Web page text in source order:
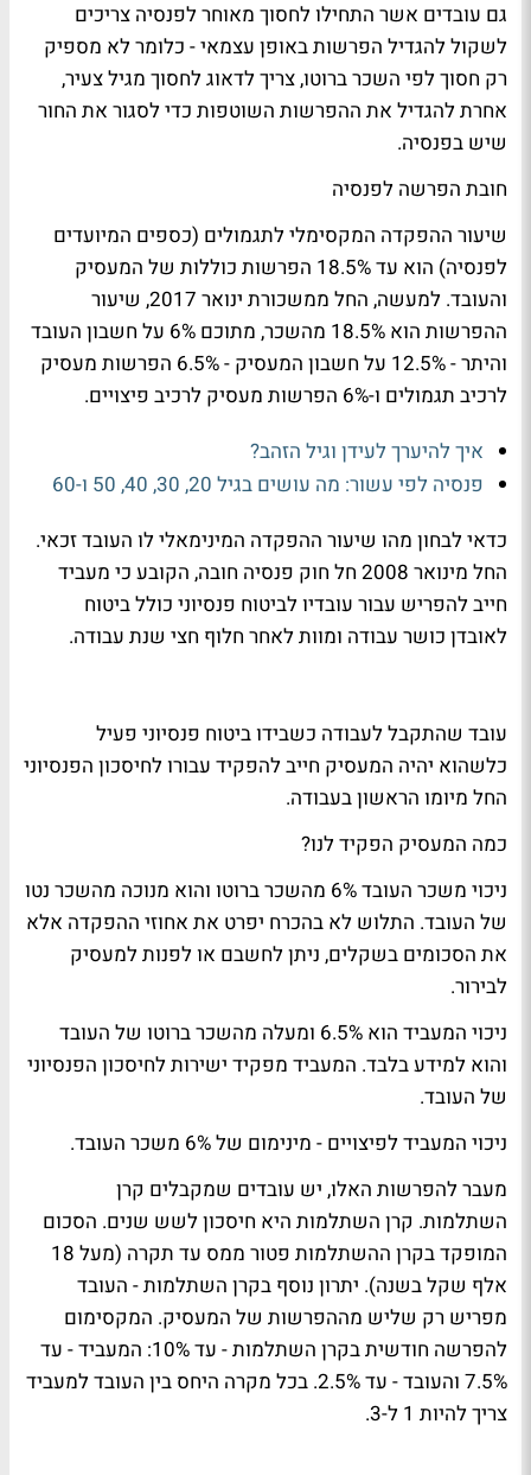
גם עובדים אשר התחילו לחסוך מאוחר לפנסיה צריכים
לשקול להגדיל הפרשות באופן עצמאי - כלומר לא מספיק
רק חסוך לפי השכר ברוטו, צריך לדאוג לחסוך מגיל צעיר,
אחרת להגדיל את ההפרשות השוטפות כדי לסגור את החור
שיש בפנסיה.
חובת הפרשה לפנסיה
שיעור ההפקדה המקסימלי לתגמולים (כספים המיועדים
לפנסיה) הוא עד 18.5% הפרשות כוללות של המעסיק
והעובד. למעשה, החל ממשכורת ינואר 2017, שיעור
ההפרשות הוא 18.5% מהשכר, מתוכם 6% על חשבון העובד
והיתר - 12.5% על חשבון המעסיק - 6.5% הפרשות מעסיק
לרכיב תגמולים ו-6% הפרשות מעסיק לרכיב פיצויים.
איך להיערך לעידן וגיל הזהב?
פנסיה לפי עשור: מה עושים בגיל 20, 30, 40, 50 ו-60
כדאי לבחון מהו שיעור ההפקדה המינימאלי לו העובד זכאי.
החל מינואר 2008 חל חוק פנסיה חובה, הקובע כי מעביד
חייב להפריש עבור עובדיו לביטוח פנסיוני כולל ביטוח
לאובדן כושר עבודה ומוות לאחר חלוף חצי שנת עבודה.
עובד שהתקבל לעבודה כשבידו ביטוח פנסיוני פעיל
כלשהוא יהיה המעסיק חייב להפקיד עבורו לחיסכון הפנסיוני
החל מיומו הראשון בעבודה.
כמה המעסיק הפקיד לנו?
ניכוי משכר העובד 6%
מהשכר ברוטו והוא מנוכה מהשכר נטו
של העובד. התלוש לא בהכרח יפרט את אחוזי ההפקדה אלא
את הסכומים בשקלים, ניתן לחשבם או לפנות למעסיק
לבירור.
ניכוי המעביד הוא 6.5% ומעלה
מהשכר ברוטו של העובד
והוא למידע בלבד. המעביד מפקיד ישירות לחיסכון הפנסיוני
של העובד.
ניכוי המעביד לפיצויים - מינימום של 6% משכר העובד.
מעבר להפרשות האלו, יש עובדים שמקבלים קרן
השתלמות. קרן השתלמות היא חיסכון לשש שנים. הסכום
המופקד בקרן ההשתלמות פטור ממס עד תקרה (מעל 18
אלף שקל בשנה). יתרון נוסף בקרן השתלמות - העובד
מפריש רק שליש מההפרשות של המעסיק. המקסימום
להפרשה חודשית בקרן השתלמות - עד 10%: המעביד - עד
7.5% והעובד - עד 2.5%. בכל מקרה היחס בין העובד למעביד
צריך להיות 1 ל-3.